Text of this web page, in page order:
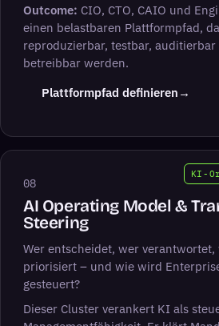
Outcome: CIO, CTO, CAIO und
einen belastbaren Plattformpfad,
reproduzierbar, testbar,
betreibbar werden.
Plattformpfad definieren (öffnet
→
KI-
08
AI Operating Model &
Steering
Wer entscheidet, wer
priorisiert – und wie wird
gesteuert?
Dieser Cluster verankert KI als